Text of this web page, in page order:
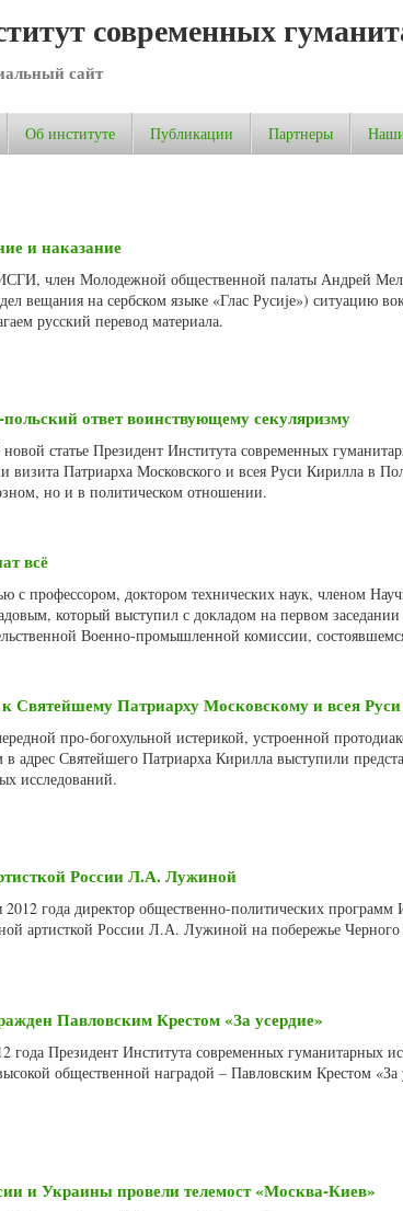
современных
сайт
Об институте Публикации Партнеры
и наказание
член Молодежной общественной палаты Андрей
вещания на сербском языке «Глас Русиjе») ситуацию
русский перевод материала.
ответ воинствующему секуляризму
статье Президент Института современных
визита Патриарха Московского и всея Руси Кирилла в
но и в политическом отношении.
всё
с профессором, доктором технических наук, членом
который выступил с докладом на первом
Военно-промышленной комиссии,
Святейшему Патриарху Московскому и всея
про-богохульной истерикой, устроенной
адрес Святейшего Патриарха Кирилла выступили
исследований.
России Л.А. Лужиной
2012 года директор общественно-политических
артисткой России Л.А. Лужиной на побережье
Павловским Крестом «За усердие»
года Президент Института современных гуманитарных
общественной наградой – Павловским Крестом «За
и Украины провели телемост «Москва-Киев»